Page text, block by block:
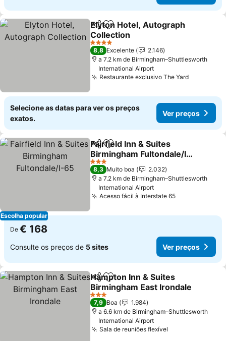
PartilharAdicionar aos favoritos
Elyton Hotel, Autograph
Collection
Ver preços
4 Estrelas
8,8 Excelente
2.146
a 7.2 km de Birmingham–Shuttlesworth
International Airport
Restaurante exclusivo The YardVer
Selecione as datas para ver os preços
exatos.
Ver preços
Escolha popular
PartilharAdicionar aos favoritos
Fairfield Inn & Suites
Birmingham Fultondale/I-
65
Ver preços
3 Estrelas
8,3 Muito boa
2.032
a 7.2 km de Birmingham–Shuttlesworth
International Airport
Acesso fácil à Interstate 65Ver preços
De € 168
Consulte os preços de 5 sites Ver preços
PartilharAdicionar aos favoritos
Hampton Inn & Suites
Birmingham East Irondale
Ver preços
3 Estrelas
7,9 Boa
1.984
a 6.6 km de Birmingham–Shuttlesworth
International Airport
Sala de reuniões flexível